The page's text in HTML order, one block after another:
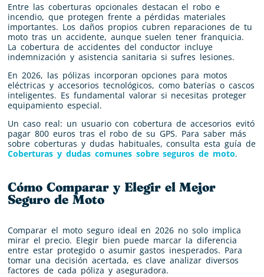
Entre las coberturas opcionales destacan el robo e
incendio, que protegen frente a pérdidas materiales
importantes. Los daños propios cubren reparaciones de tu
moto tras un accidente, aunque suelen tener franquicia.
La cobertura de accidentes del conductor incluye
indemnización y asistencia sanitaria si sufres lesiones.
En 2026, las pólizas incorporan opciones para motos
eléctricas y accesorios tecnológicos, como baterías o cascos
inteligentes. Es fundamental valorar si necesitas proteger
equipamiento especial.
Un caso real: un usuario con cobertura de accesorios evitó
pagar 800 euros tras el robo de su GPS. Para saber más
sobre coberturas y dudas habituales, consulta esta guía de
Coberturas y dudas comunes sobre seguros de moto.
Cómo Comparar y Elegir el Mejor
Seguro de Moto
Comparar el moto seguro ideal en 2026 no solo implica
mirar el precio. Elegir bien puede marcar la diferencia
entre estar protegido o asumir gastos inesperados. Para
tomar una decisión acertada, es clave analizar diversos
factores de cada póliza y aseguradora.